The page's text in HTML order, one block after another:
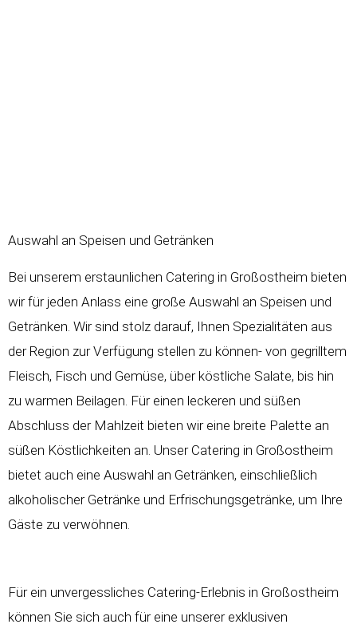
Auswahl an Speisen und Getränken
Bei unserem erstaunlichen Catering in Großostheim bieten
wir für jeden Anlass eine große Auswahl an Speisen und
Getränken. Wir sind stolz darauf, Ihnen Spezialitäten aus
der Region zur Verfügung stellen zu können- von gegrilltem
Fleisch, Fisch und Gemüse, über köstliche Salate, bis hin
zu warmen Beilagen. Für einen leckeren und süßen
Abschluss der Mahlzeit bieten wir eine breite Palette an
süßen Köstlichkeiten an. Unser Catering in Großostheim
bietet auch eine Auswahl an Getränken, einschließlich
alkoholischer Getränke und Erfrischungsgetränke, um Ihre
Gäste zu verwöhnen.
Für ein unvergessliches Catering-Erlebnis in Großostheim
können Sie sich auch für eine unserer exklusiven